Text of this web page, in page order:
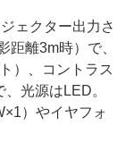
ェクター出力さ
距離3m時）で、
）、コントラス
光源はLED。
）やイヤフォ